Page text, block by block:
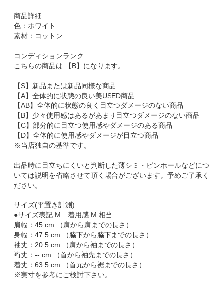
商品詳細
色：ホワイト
素材：コットン
コンディションランク
こちらの商品は 【B】になります。
【S】新品または新品同様な商品
【A】全体的に状態の良い美USED商品
【AB】全体的に状態の良く目立つダメージのない商品
【B】少々使用感はあるがあまり目立つダメージのない商品
【C】部分的に目立つ使用感やダメージのある商品
【D】全体的に使用感やダメージが目立つ商品
※当店独自の基準です。
出品時に目立ちにくいと判断した薄シミ・ピンホールなどにつ
いては説明を省略させて頂く場合がございます。予めご了承く
ださい。
サイズ(平置き計測)
●サイズ表記 M 着用感 M 相当
肩幅：45 cm （肩から肩までの長さ）
身幅：47.5 cm （脇下から脇下までの長さ）
袖丈：20.5 cm （肩から袖までの長さ）
裄丈：-- cm （首から袖先までの長さ）
着丈：63.5 cm （首元から裾までの長さ）
※実寸を参考にご検討下さい。